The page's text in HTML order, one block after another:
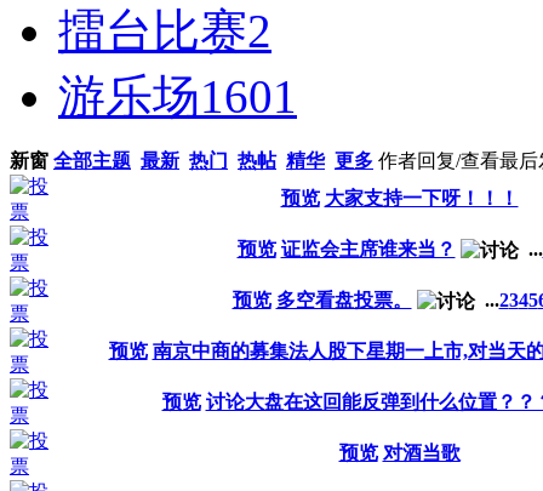
擂台比赛2
游乐场1601
新窗 全部主题 最新 热门 热帖 精华 更多 作者回复/查看最后
预览 大家支持一下呀！！！
预览 证监会主席谁来当？ ...
预览 多空看盘投票。 ...2345
预览 南京中商的募集法人股下星期一上市,对当天
预览 讨论大盘在这回能反弹到什么位置？？
预览 对酒当歌